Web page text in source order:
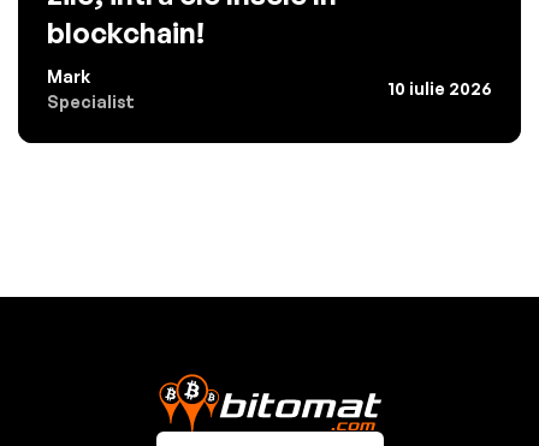
blockchain!
Mark
Specialist
10 iulie 2026